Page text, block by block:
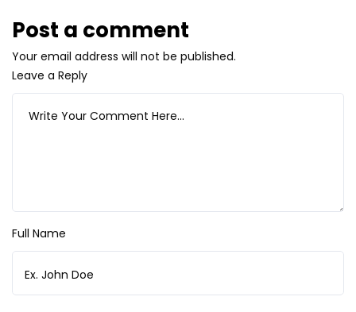
Post a comment
Your email address will not be published.
Leave a Reply
Full Name